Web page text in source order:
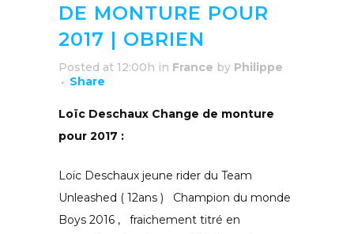
DE MONTURE POUR
2017 | OBRIEN
Posted at 12:00h in France by Philippe
Share
Loïc Deschaux Change de monture
pour 2017 :
Loïc Deschaux jeune rider du Team
Unleashed ( 12ans ) Champion du monde
Boys 2016 , fraichement titré en